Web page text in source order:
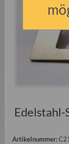
Edelstahl-
Artikelnummer: